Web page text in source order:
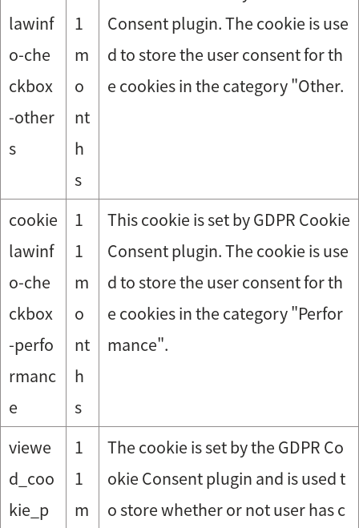
lawinf
o-che
ckbox
-other
s
1
m
o
nt
h
s
Consent plugin. The cookie is use
d to store the user consent for th
e cookies in the category "Other.
cookie
lawinf
o-che
ckbox
-perfo
rmanc
e
1
1
m
o
nt
h
s
This cookie is set by GDPR Cookie
Consent plugin. The cookie is use
d to store the user consent for th
e cookies in the category "Perfor
mance".
viewe
d_coo
kie_p
1
1
m
The cookie is set by the GDPR Co
okie Consent plugin and is used t
o store whether or not user has c